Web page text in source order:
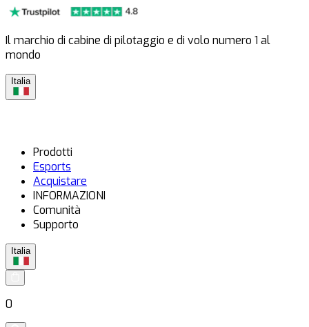
Il marchio di cabine di pilotaggio e di volo numero 1 al
mondo
Italia
Prodotti
Esports
Acquistare
INFORMAZIONI
Comunità
Supporto
Italia
0